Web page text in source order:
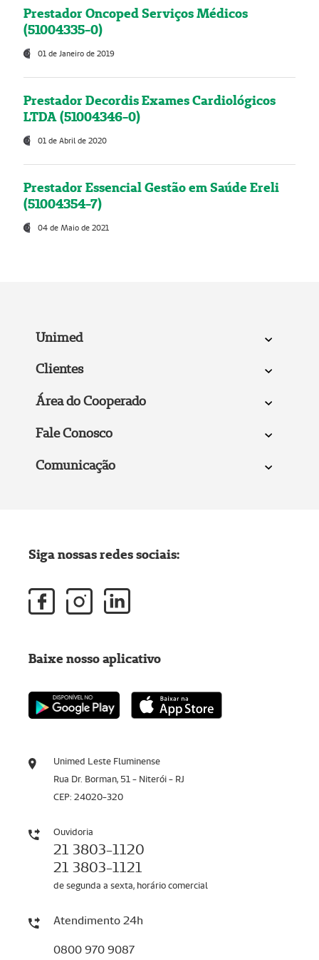
Prestador Oncoped Serviços Médicos
(51004335-0)
01 de Janeiro de 2019
Prestador Decordis Exames Cardiológicos
LTDA (51004346-0)
01 de Abril de 2020
Prestador Essencial Gestão em Saúde Ereli
(51004354-7)
04 de Maio de 2021
Unimed
Clientes
Área do Cooperado
Fale Conosco
Comunicação
Unimed Leste Fluminense
Rua Dr. Borman, 51 - Niterói - RJ
CEP: 24020-320
Ouvidoria
21 3803-1120
21 3803-1121
de segunda a sexta, horário comercial
Atendimento 24h
0800 970 9087
Siga nossas redes sociais:
Baixe nosso aplicativo